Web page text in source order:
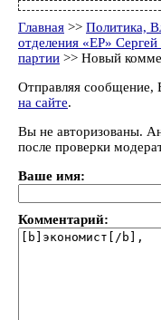
Главная >> Политика,
отделения «ЕР» Сергей
партии >> Новый
Отправляя сообщение,
на сайте.
Вы не авторизованы.
после проверки
Ваше имя:
Комментарий: